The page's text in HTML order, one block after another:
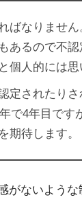
ばなりませ
あるので不
個人的には思
定されたり
で4年目です
期待します。
がないような